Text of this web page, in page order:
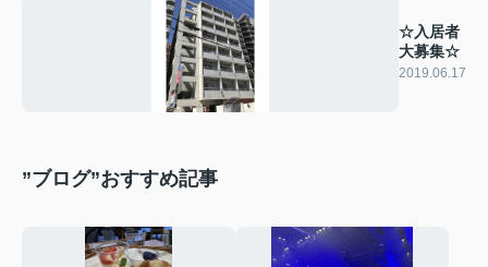
☆入居者
大募集☆
2019.06.17
”ブログ”おすすめ記事